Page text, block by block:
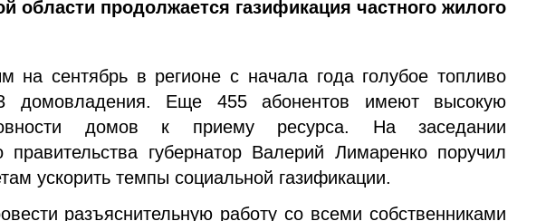
области продолжается газификация частного жилого
сентябрь в регионе с начала года голубое топливо
домовладения. Еще 455 абонентов имеют высокую
домов к приему ресурса. На заседании
правительства губернатор Валерий Лимаренко поручил
ускорить темпы социальной газификации.
разъяснительную работу со всеми собственниками